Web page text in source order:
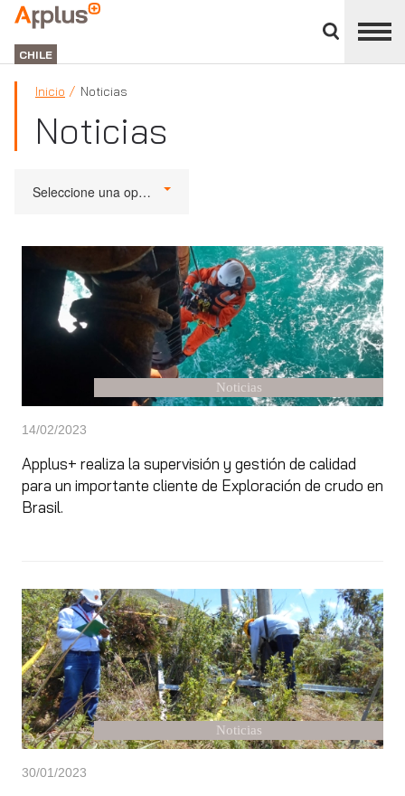
panel
APPLUS+
GROUP
CHILE
Inicio Noticias
Noticias
Seleccione una opción
Noticias
14/02/2023
Applus+ realiza la supervisión y gestión de calidad
para un importante cliente de Exploración de crudo en
Brasil.
Noticias
30/01/2023